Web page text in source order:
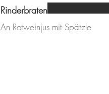
Rinderbraten
An Rotweinjus mit Spätzle